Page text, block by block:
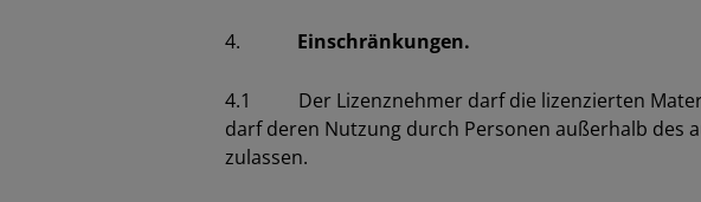
4. Einschränkungen.
4.1 Der Lizenznehmer darf die lizenzierten
darf deren Nutzung durch Personen außerhalb des
zulassen.